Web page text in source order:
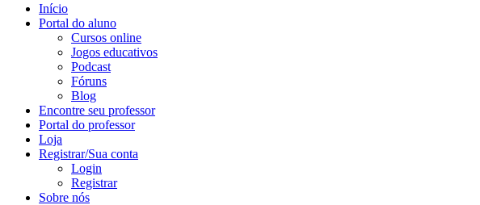
Início
Portal do aluno
Cursos online
Jogos educativos
Podcast
Fóruns
Blog
Encontre seu professor
Portal do professor
Loja
Registrar/Sua conta
Login
Registrar
Sobre nós